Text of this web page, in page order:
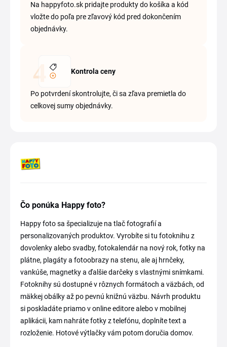
Na happyfoto.sk pridajte produkty do košíka a kód
vložte do poľa pre zľavový kód pred dokončením
objednávky.
Kontrola ceny
Po potvrdení skontrolujte, či sa zľava premietla do
celkovej sumy objednávky.
Čo ponúka Happy foto?
Happy foto sa špecializuje na tlač fotografií a
personalizovaných produktov. Vyrobíte si tu fotoknihu z
dovolenky alebo svadby, fotokalendár na nový rok, fotky na
plátne, plagáty a fotoobrazy na stenu, ale aj hrnčeky,
vankúše, magnetky a ďalšie darčeky s vlastnými snímkami.
Fotoknihy sú dostupné v rôznych formátoch a väzbách, od
mäkkej obálky až po pevnú knižnú väzbu. Návrh produktu
si poskladáte priamo v online editore alebo v mobilnej
aplikácii, kam nahráte fotky z telefónu, doplníte text a
rozloženie. Hotové výtlačky vám potom doručia domov.